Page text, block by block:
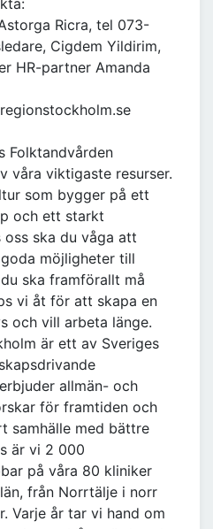
Ricra, tel 073-
Cigdem Yildirim,
HR-partner Amanda
Folktandvården
våra viktigaste resurser.
som bygger på ett
och ett starkt
oss ska du våga att
möjligheter till
ska framförallt må
vi åt för att skapa en
och vill arbeta länge.
är ett av Sveriges
allmän- och
för framtiden och
samhälle med bättre
är vi 2 000
på våra 80 kliniker
från Norrtälje i norr
Varje år tar vi hand om